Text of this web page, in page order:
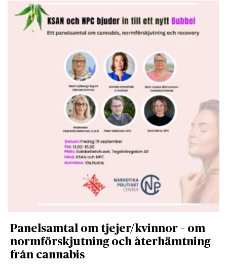
Panelsamtal om tjejer/kvinnor – om
normförskjutning och återhämtning
från cannabis